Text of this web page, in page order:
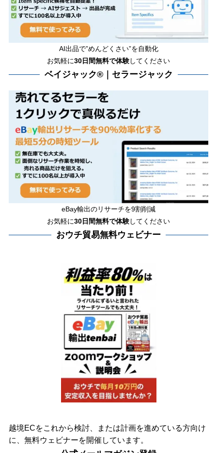
AI出品で”めんどくさい”を自動化
お気軽に30日間無料で体験してください
ベイジャック®｜セラージャック
eBay輸出のリサーチを9割削減
お気軽に30日間無料で体験してください
おウチ貿易無料ウェビナー
越境ECをこれから検討、または計画を進めている方向け
に、無料ウェビナーを開催しています。